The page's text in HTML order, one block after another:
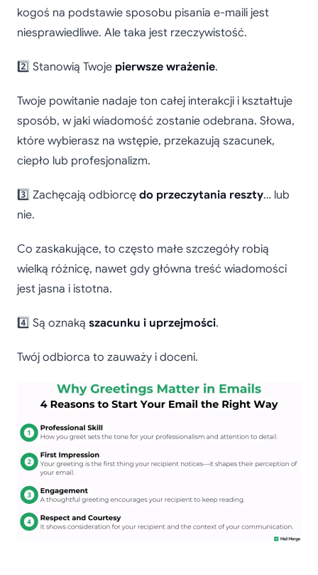
kogoś na podstawie sposobu pisania e-maili jest
niesprawiedliwe. Ale taka jest rzeczywistość.
2️⃣ Stanowią Twoje pierwsze wrażenie.
Twoje powitanie nadaje ton całej interakcji i kształtuje
sposób, w jaki wiadomość zostanie odebrana. Słowa,
które wybierasz na wstępie, przekazują szacunek,
ciepło lub profesjonalizm.
3️⃣ Zachęcają odbiorcę do przeczytania reszty… lub
nie.
Co zaskakujące, to często małe szczegóły robią
wielką różnicę, nawet gdy główna treść wiadomości
jest jasna i istotna.
4️⃣ Są oznaką szacunku i uprzejmości.
Twój odbiorca to zauważy i doceni.